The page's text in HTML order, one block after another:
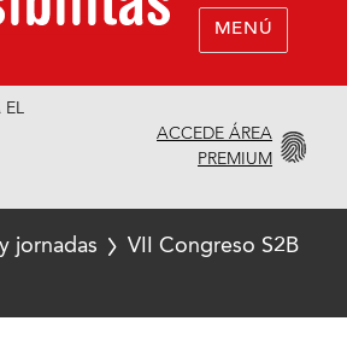
MENÚ
EL
ACCEDE ÁREA
PREMIUM
jornadas
VII Congreso S2B